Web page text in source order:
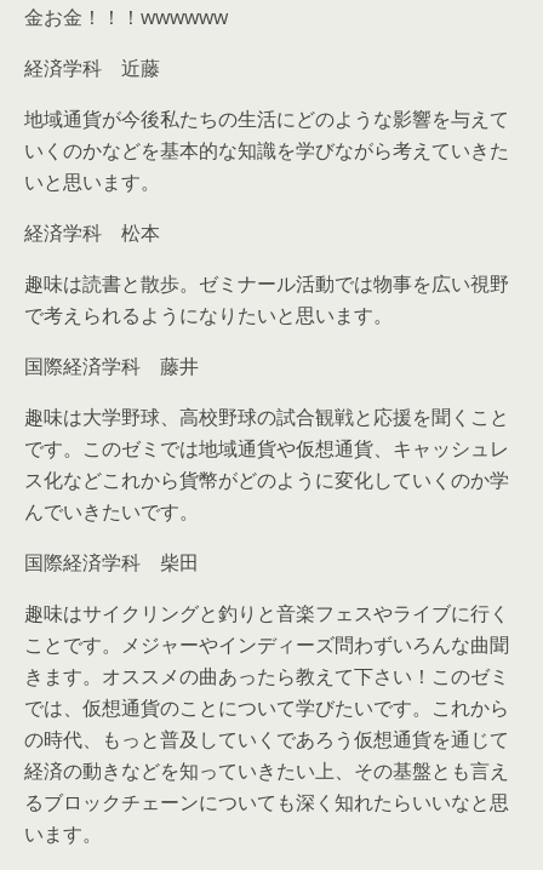
金お金！！！wwwwww
経済学科 近藤
地域通貨が今後私たちの生活にどのような影響を与えて
いくのかなどを基本的な知識を学びながら考えていきた
いと思います。
経済学科 松本
趣味は読書と散歩。ゼミナール活動では物事を広い視野
で考えられるようになりたいと思います。
国際経済学科 藤井
趣味は大学野球、高校野球の試合観戦と応援を聞くこと
です。このゼミでは地域通貨や仮想通貨、キャッシュレ
ス化などこれから貨幣がどのように変化していくのか学
んでいきたいです。
国際経済学科 柴田
趣味はサイクリングと釣りと音楽フェスやライブに行く
ことです。メジャーやインディーズ問わずいろんな曲聞
きます。オススメの曲あったら教えて下さい！このゼミ
では、仮想通貨のことについて学びたいです。これから
の時代、もっと普及していくであろう仮想通貨を通じて
経済の動きなどを知っていきたい上、その基盤とも言え
るブロックチェーンについても深く知れたらいいなと思
います。